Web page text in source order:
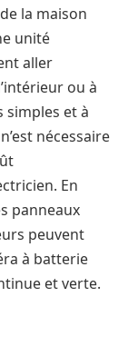
la maison
unité
aller
ou à
simples et à
nécessaire
En
panneaux
peuvent
à batterie
et verte.